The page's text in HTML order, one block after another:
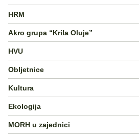
HRM
Akro grupa “Krila Oluje”
HVU
Obljetnice
Kultura
Ekologija
MORH u zajednici